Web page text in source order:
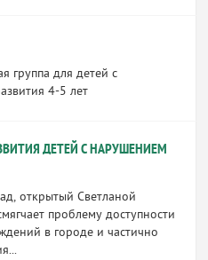
группа для детей с
4-5 лет
ДЕТЕЙ С НАРУШЕНИЕМ
открытый Светланой
проблему доступности
в городе и частично